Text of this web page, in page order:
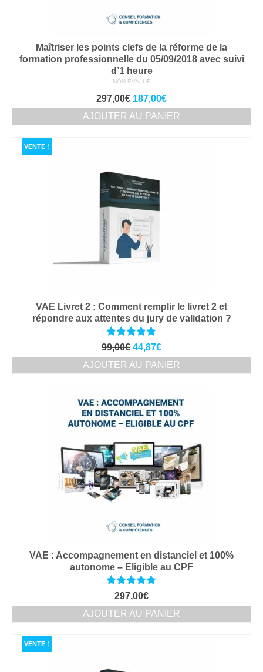
Maîtriser les points clefs de la réforme de la
formation professionnelle du 05/09/2018 avec suivi
d’1 heure
NON ÉVALUÉ
297,00€ Le
prix
initial
187,00€Le
prix
actuel
AJOUTER AU PANIER
VENTE !
VAE Livret 2 : Comment remplir le livret 2 et
répondre aux attentes du jury de validation ?
Note5.00
99,00€ Le
prix
initial
44,87€Le
prix
actuel
AJOUTER AU PANIER
VAE : Accompagnement en distanciel et 100%
autonome – Eligible au CPF
Note5.00
sur 5
297,00€
AJOUTER AU PANIER
VENTE !